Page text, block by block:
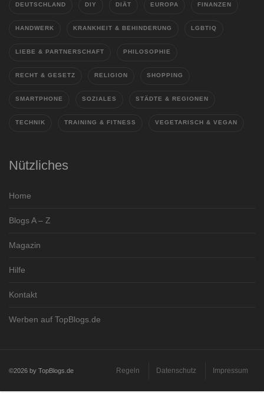
DEUTSCHLAND DIY DIÄT EUROPA FINANZEN
HANDWERK KRANKHEIT & BEHINDERUNG LGBTIQ
LIEBE & PARTNERSCHAFT PHILOSOPHIE
RECHT & GESETZ RELIGION SHOPPING
SMARTPHONE SOZIALES STÄDTE & REGIONEN
TECHNIK TRAINING & FITNESS VEGETARISCH & VEGAN
Nützliches
Home
Blogs A – Z
Magazin
Hilfe
Kontakt
Werben auf TopBlogs.de
©2026 by TopBlogs.de Regeln Datenschutz Impressum